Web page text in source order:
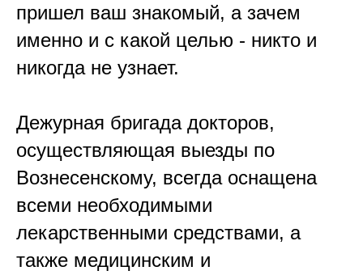
пришел ваш знакомый, а зачем
именно и с какой целью - никто и
никогда не узнает.
Дежурная бригада докторов,
осуществляющая выезды по
Вознесенскому, всегда оснащена
всеми необходимыми
лекарственными средствами, а
также медицинским и